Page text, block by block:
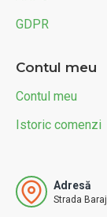
GDPR
Contul meu
Contul meu
Istoric comenzi
Adresă
Strada